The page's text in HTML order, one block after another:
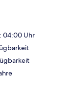
04:00 Uhr